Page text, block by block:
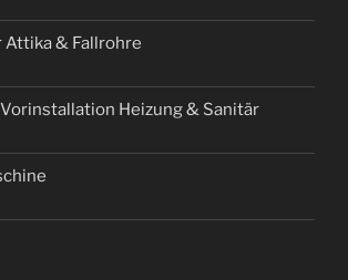
& Fallrohre
Heizung & Sanitär